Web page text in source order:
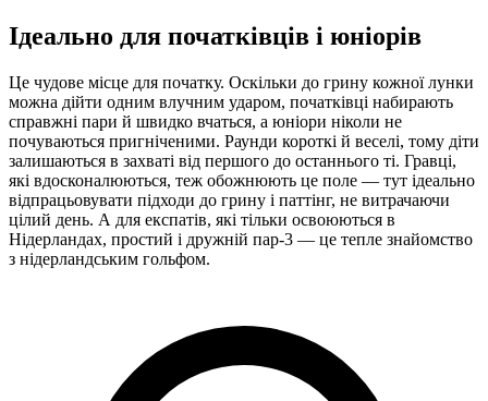
Ідеально для початківців і юніорів
Це чудове місце для початку. Оскільки до грину кожної лунки
можна дійти одним влучним ударом, початківці набирають
справжні пари й швидко вчаться, а юніори ніколи не
почуваються пригніченими. Раунди короткі й веселі, тому діти
залишаються в захваті від першого до останнього ті. Гравці,
які вдосконалюються, теж обожнюють це поле — тут ідеально
відпрацьовувати підходи до грину і паттінг, не витрачаючи
цілий день. А для експатів, які тільки освоюються в
Нідерландах, простий і дружній пар-3 — це тепле знайомство
з нідерландським гольфом.